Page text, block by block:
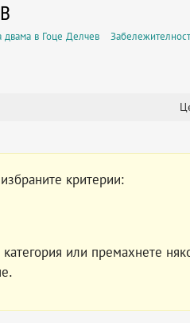
двама в Гоце Делчев
критерии:
или премахнете